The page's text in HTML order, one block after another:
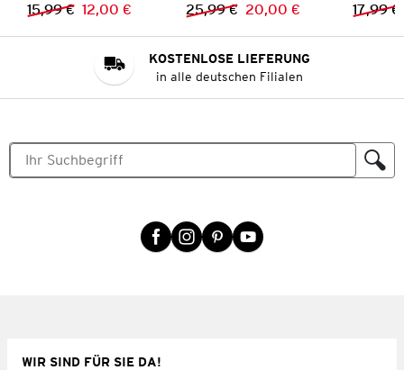
Vorheriger Preis:
15,99 € Neuer Preis:
12,00 € Vorheriger Preis:
25,99 € Neuer Preis:
20,00 € 17,99 €
KOSTENLOSE LIEFERUNG
in alle deutschen Filialen
WIR SIND FÜR SIE DA!